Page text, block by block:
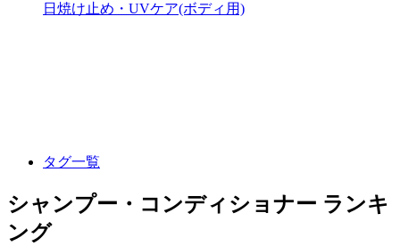
日焼け止め・UVケア(ボディ用)
タグ一覧
シャンプー・コンディショナー ランキ
ング